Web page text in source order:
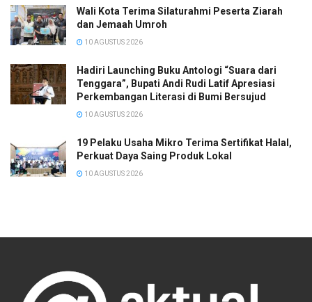
Wali Kota Terima Silaturahmi Peserta Ziarah
dan Jemaah Umroh
10 AGUSTUS 2026
Hadiri Launching Buku Antologi “Suara dari
Tenggara”, Bupati Andi Rudi Latif Apresiasi
Perkembangan Literasi di Bumi Bersujud
10 AGUSTUS 2026
19 Pelaku Usaha Mikro Terima Sertifikat Halal,
Perkuat Daya Saing Produk Lokal
10 AGUSTUS 2026